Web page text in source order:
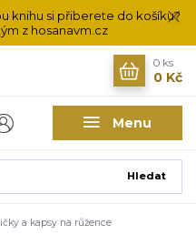
knihu si přiberete do košíku?
z hosanavm.cz
Menu
Hledat
0 ks
0 Kč
a kapsy na růžence